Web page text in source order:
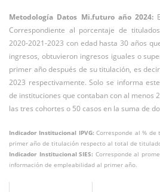
Metodología Datos Mi.futuro año 2024:
Correspondiente al porcentaje de
2020-2021-2023 con edad hasta 30 años
ingresos, obtuvieron ingresos iguales o
primer año después de su titulación, es
2023 respectivamente. Solo se informa
de instituciones que contaban con al menos
las tres cohortes o 50 casos en la suma de
Indicador Institucional IPVG: Corresponde al %
primer año de titulación respecto al total de
Indicador Institucional SIES: Corresponde al
información de empleabilidad al primer año.